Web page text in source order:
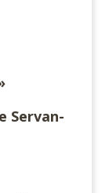
Servan-